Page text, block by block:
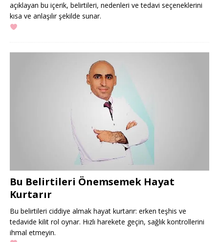
açıklayan bu içerik, belirtileri, nedenleri ve tedavi seçeneklerini
kısa ve anlaşılır şekilde sunar.
Bu Belirtileri Önemsemek Hayat
Kurtarır
Bu belirtileri ciddiye almak hayat kurtarır: erken teşhis ve
tedavide kilit rol oynar. Hızlı harekete geçin, sağlık kontrollerini
ihmal etmeyin.